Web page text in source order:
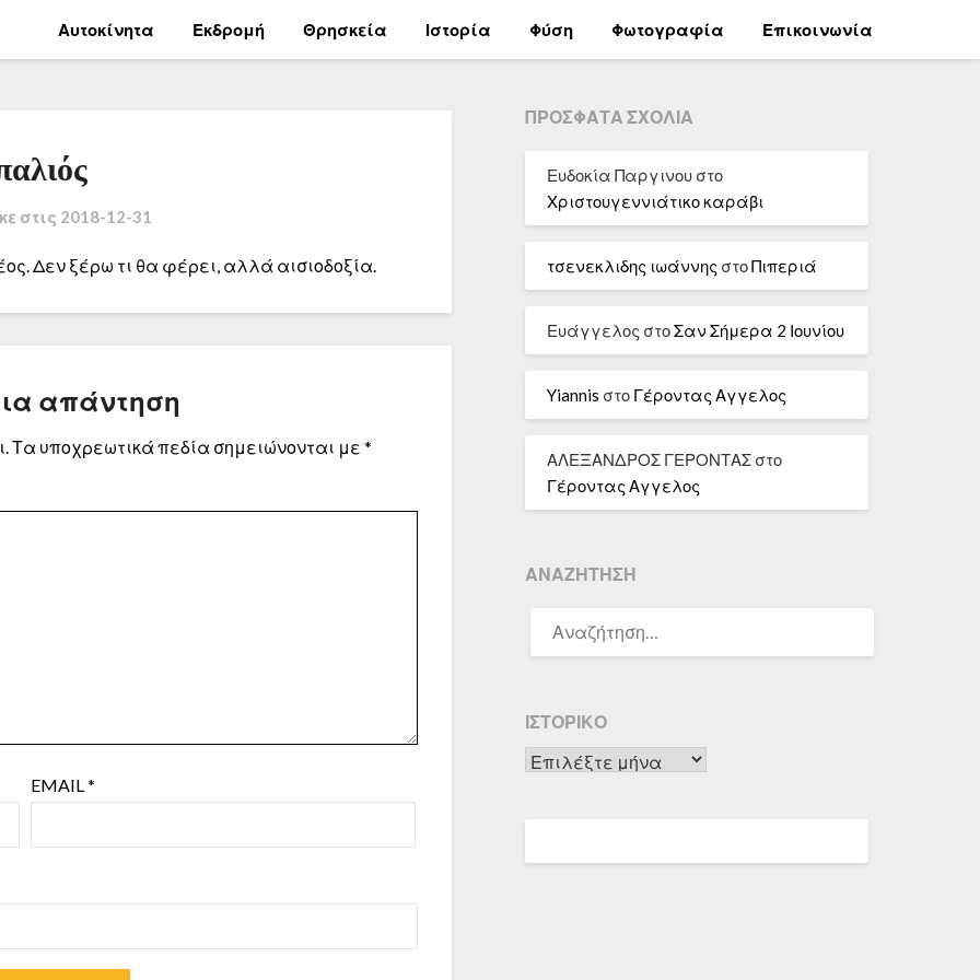
Αυτοκίνητα Εκδρομή Θρησκεία Ιστορία Φύση Φωτογραφία Επικοινωνία
στις 2018-12-31
Δεν ξέρω τι θα φέρει, αλλά αισιοδοξία.
απάντηση
Τα υποχρεωτικά πεδία σημειώνονται με *
EMAIL*
ΠΡΌΣΦΑΤΑ ΣΧΌΛΙΑ
Ευδοκία Παργινουστο
Χριστουγεννιάτικο καράβι
τσενεκλιδης ιωάννης στοΠιπεριά
Ευάγγελος στοΣαν Σήμερα 2 Ιουνίου
Yiannis στο Γέροντας Αγγελος
ΑΛΕΞΑΝΔΡΟΣ ΓΕΡΟΝΤΑΣστο
Γέροντας Αγγελος
ΑΝΑΖΉΤΗΣΗ
ΓΙΑ:
ΙΣΤΟΡΙΚΌ
Ιστορικό